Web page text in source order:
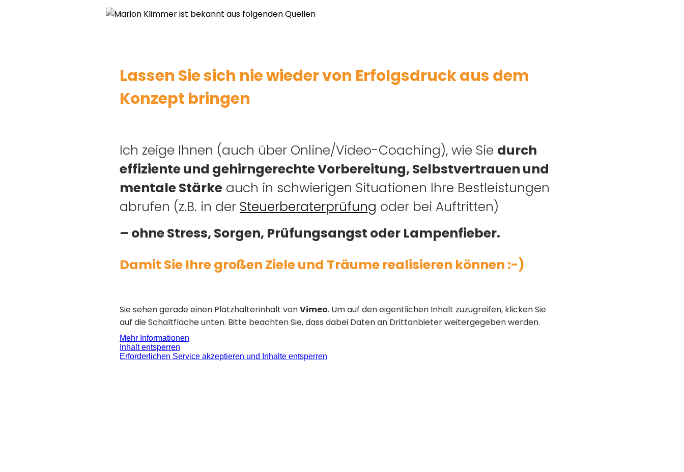
Lassen Sie sich nie wieder von Erfolgsdruck aus dem
Konzept bringen
Ich zeige Ihnen (auch über Online/Video-Coaching), wie Sie durch
effiziente und gehirngerechte Vorbereitung, Selbstvertrauen und
mentale Stärke auch in schwierigen Situationen Ihre Bestleistungen
abrufen (z.B. in der Steuerberaterprüfung oder bei Auftritten)
– ohne Stress, Sorgen, Prüfungsangst oder Lampenfieber.
Damit Sie Ihre großen Ziele und Träume realisieren können :-)
Sie sehen gerade einen Platzhalterinhalt vonVimeo. Um auf den eigentlichen Inhalt zuzugreifen, klicken Sie
auf die Schaltfläche unten. Bitte beachten Sie, dass dabei Daten an Drittanbieter weitergegeben werden.
Mehr Informationen
Inhalt entsperren
Erforderlichen Service akzeptieren und Inhalte entsperren